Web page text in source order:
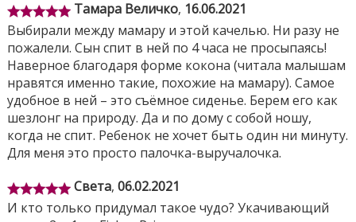
создать легко регулируемый наклон спинки и
специальная подушечка под головку
новорожденного.
В часы бодрствования малыша будут развлекать 16
прекрасных мелодий и две милые игрушки-
зверюшки на игровой дуге.
Нежная расцветка качели идеально впишется в
любой интерьер.Эти пастельные тона универсальны
- подойдут как мальчику, так и девочке.
съемный и его можно легко можно освежить в
стиральной машине.
Тамара Величко, 16.06.2021
Выбирали между мамару и этой качелью. Ни разу не
пожалели. Сын спит в ней по 4 часа не просыпаясь!
Наверное благодаря форме кокона (читала малышам
нравятся именно такие, похожие на мамару). Самое
удобное в ней – это съёмное сиденье. Берем его как
шезлонг на природу. Да и по дому с собой ношу,
когда не спит. Ребенок не хочет быть один ни минуту.
Для меня это просто палочка-выручалочка.
Света, 06.02.2021
И кто только придумал такое чудо? Укачивающий